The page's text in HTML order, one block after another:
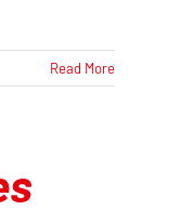
Read More